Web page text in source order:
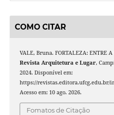
COMO CITAR
VALE, Bruna. FORTALEZA: ENTRE
Revista Arquitetura e Lugar,
2024. Disponível em:
https://revistas.editora.ufcg.edu.br/
Acesso em: 10 ago. 2026.
Fomatos de Citação